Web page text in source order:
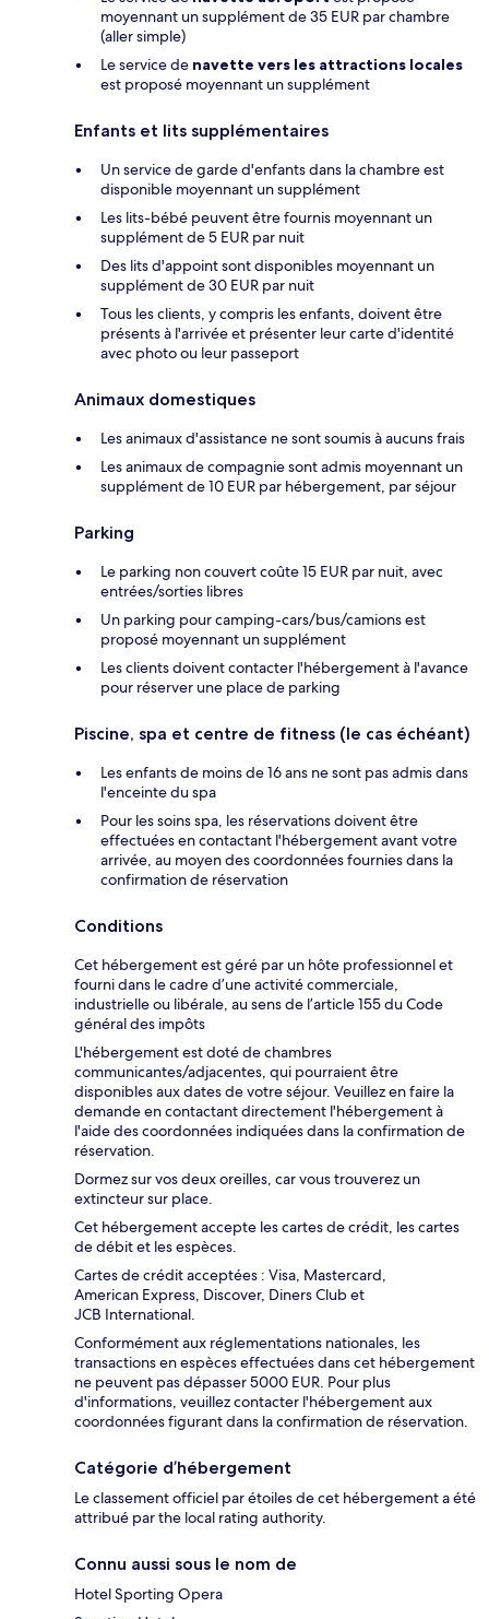
moyennant un supplément de 35 EUR par chambre
(aller simple)
Le service de navette vers les attractions locales
est proposé moyennant un supplément
Enfants et lits supplémentaires
Un service de garde d'enfants dans la chambre est
disponible moyennant un supplément
Les lits-bébé peuvent être fournis moyennant un
supplément de 5 EUR par nuit
Des lits d'appoint sont disponibles moyennant un
supplément de 30 EUR par nuit
Tous les clients, y compris les enfants, doivent être
présents à l'arrivée et présenter leur carte d'identité
avec photo ou leur passeport
Animaux domestiques
Les animaux d'assistance ne sont soumis à aucuns frais
Les animaux de compagnie sont admis moyennant un
supplément de 10 EUR par hébergement, par séjour
Parking
Le parking non couvert coûte 15 EUR par nuit, avec
entrées/sorties libres
Un parking pour camping-cars/bus/camions est
proposé moyennant un supplément
Les clients doivent contacter l'hébergement à l'avance
pour réserver une place de parking
Piscine, spa et centre de fitness (le cas échéant)
Les enfants de moins de 16 ans ne sont pas admis dans
l'enceinte du spa
Pour les soins spa, les réservations doivent être
effectuées en contactant l'hébergement avant votre
arrivée, au moyen des coordonnées fournies dans la
confirmation de réservation
Conditions
Cet hébergement est géré par un hôte professionnel et
fourni dans le cadre d’une activité commerciale,
industrielle ou libérale, au sens de l’article 155 du Code
général des impôts
L'hébergement est doté de chambres
communicantes/adjacentes, qui pourraient être
disponibles aux dates de votre séjour. Veuillez en faire la
demande en contactant directement l'hébergement à
l'aide des coordonnées indiquées dans la confirmation de
réservation.
Dormez sur vos deux oreilles, car vous trouverez un
extincteur sur place.
Cet hébergement accepte les cartes de crédit, les cartes
de débit et les espèces.
Cartes de crédit acceptées : Visa, Mastercard,
American Express, Discover, Diners Club et
JCB International.
Conformément aux réglementations nationales, les
transactions en espèces effectuées dans cet hébergement
ne peuvent pas dépasser 5000 EUR. Pour plus
d'informations, veuillez contacter l'hébergement aux
coordonnées figurant dans la confirmation de réservation.
Catégorie d’hébergement
Le classement officiel par étoiles de cet hébergement a été
attribué par the local rating authority.
Connu aussi sous le nom de
Hotel Sporting Opera